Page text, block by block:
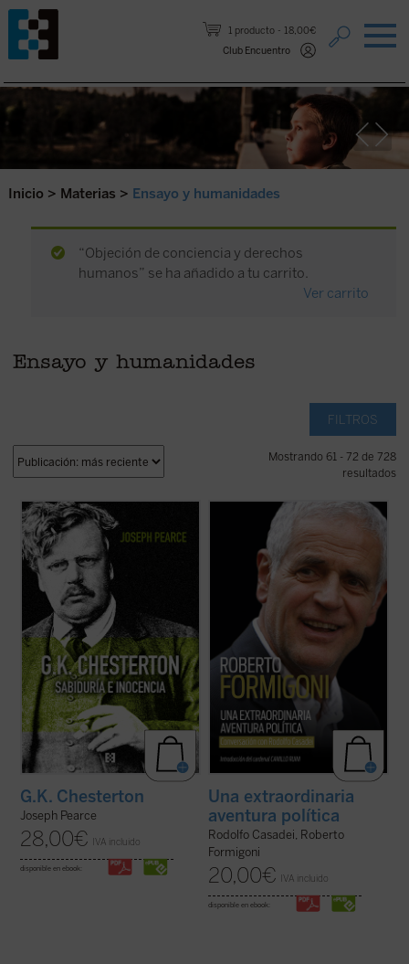
1 producto
18,00€
Club Encuentro
Saltar al contenido.
Inicio > Materias > Ensayo y humanidades
“Objeción de conciencia y derechos
humanos” se ha añadido a tu carrito.
Ver carrito
Ensayo y humanidades
FILTROS
Mostrando 61 - 72 de 728
resultados
Edición 150 aniversario del nacimiento de
Chesterton.
«Pearce consigue que la vida de
Chesterton fluya con pulso de novela (...)
Leer
G.K. Chesterton. Sabiduría e inocencia
es altamente recomendable, salvo que uno
prefiera pasar ...(ver ficha)
G.K. Chesterton
Joseph Pearce
28,00€ IVA incluido
disponible en ebook:
Este libro relata sesenta años de historia
de Italia, vividos y vistos a través de los
ojos de un joven político extraordinario de
la región de Lombardía. No es solo la
historia de un individuo, sino también la
historia de un pueblo ...
(ver ficha)
Una extraordinaria
aventura política
Rodolfo Casadei, Roberto
Formigoni
20,00€ IVA incluido
disponible en ebook: